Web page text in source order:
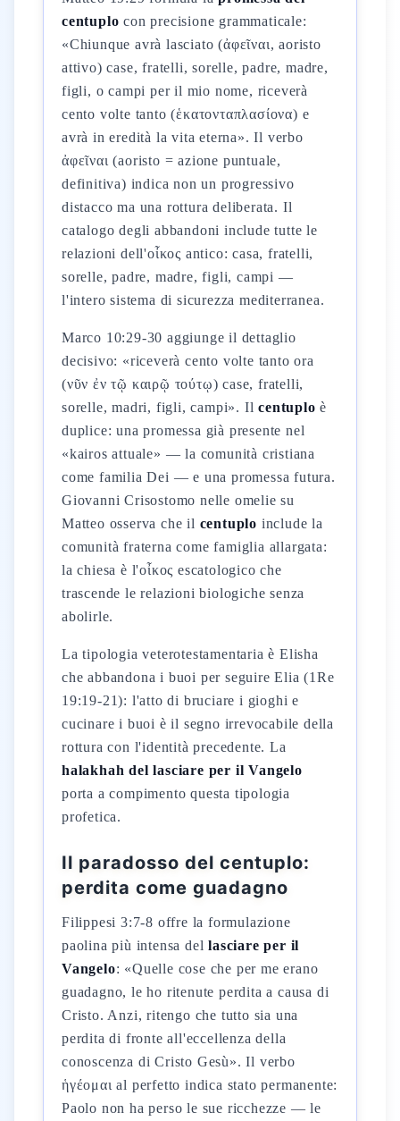
centuplo con precisione grammaticale:
«Chiunque avrà lasciato (ἀφεῖναι, aoristo
attivo) case, fratelli, sorelle, padre, madre,
figli, o campi per il mio nome, riceverà
cento volte tanto (ἑκατονταπλασίονα) e
avrà in eredità la vita eterna». Il verbo
ἀφεῖναι (aoristo = azione puntuale,
definitiva) indica non un progressivo
distacco ma una rottura deliberata. Il
catalogo degli abbandoni include tutte le
relazioni dell'οἶκος antico: casa, fratelli,
sorelle, padre, madre, figli, campi —
l'intero sistema di sicurezza mediterranea.
Marco 10:29-30 aggiunge il dettaglio
decisivo: «riceverà cento volte tanto ora
(νῦν ἐν τῷ καιρῷ τούτῳ) case, fratelli,
sorelle, madri, figli, campi». Ilcentuplo è
duplice: una promessa già presente nel
«kairos attuale» — la comunità cristiana
come familia Dei — e una promessa futura.
Giovanni Crisostomo nelle omelie su
Matteo osserva che il centuplo include la
comunità fraterna come famiglia allargata:
la chiesa è l'οἶκος escatologico che
trascende le relazioni biologiche senza
abolirle.
La tipologia veterotestamentaria è Elisha
che abbandona i buoi per seguire Elia (1Re
19:19-21): l'atto di bruciare i gioghi e
cucinare i buoi è il segno irrevocabile della
rottura con l'identità precedente. La
halakhah del lasciare per il Vangelo
porta a compimento questa tipologia
profetica.
Il paradosso del centuplo:
perdita come guadagno
Filippesi 3:7-8 offre la formulazione
paolina più intensa dellasciare per il
Vangelo: «Quelle cose che per me erano
guadagno, le ho ritenute perdita a causa di
Cristo. Anzi, ritengo che tutto sia una
perdita di fronte all'eccellenza della
conoscenza di Cristo Gesù». Il verbo
ἡγέομαι al perfetto indica stato permanente:
Paolo non ha perso le sue ricchezze — le